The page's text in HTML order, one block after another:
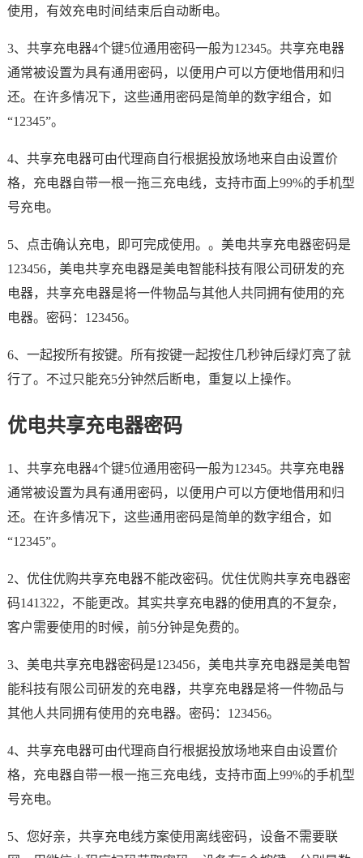
使用，有效充电时间结束后自动断电。
3、共享充电器4个键5位通用密码一般为12345。共享充电器
通常被设置为具有通用密码，以便用户可以方便地借用和归
还。在许多情况下，这些通用密码是简单的数字组合，如
“12345”。
4、共享充电器可由代理商自行根据投放场地来自由设置价
格，充电器自带一根一拖三充电线，支持市面上99%的手机型
号充电。
5、点击确认充电，即可完成使用。。美电共享充电器密码是
123456，美电共享充电器是美电智能科技有限公司研发的充
电器，共享充电器是将一件物品与其他人共同拥有使用的充
电器。密码：123456。
6、一起按所有按键。所有按键一起按住几秒钟后绿灯亮了就
行了。不过只能充5分钟然后断电，重复以上操作。
优电共享充电器密码
1、共享充电器4个键5位通用密码一般为12345。共享充电器
通常被设置为具有通用密码，以便用户可以方便地借用和归
还。在许多情况下，这些通用密码是简单的数字组合，如
“12345”。
2、优住优购共享充电器不能改密码。优住优购共享充电器密
码141322，不能更改。其实共享充电器的使用真的不复杂，
客户需要使用的时候，前5分钟是免费的。
3、美电共享充电器密码是123456，美电共享充电器是美电智
能科技有限公司研发的充电器，共享充电器是将一件物品与
其他人共同拥有使用的充电器。密码：123456。
4、共享充电器可由代理商自行根据投放场地来自由设置价
格，充电器自带一根一拖三充电线，支持市面上99%的手机型
号充电。
5、您好亲，共享充电线方案使用离线密码，设备不需要联